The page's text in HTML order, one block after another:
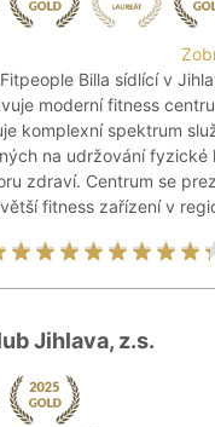
Billa sídlící v
moderní fitness
komplexní spektrum
na udržování fyzické
zdraví. Centrum se
fitness zařízení v
Jihlava, z.s.